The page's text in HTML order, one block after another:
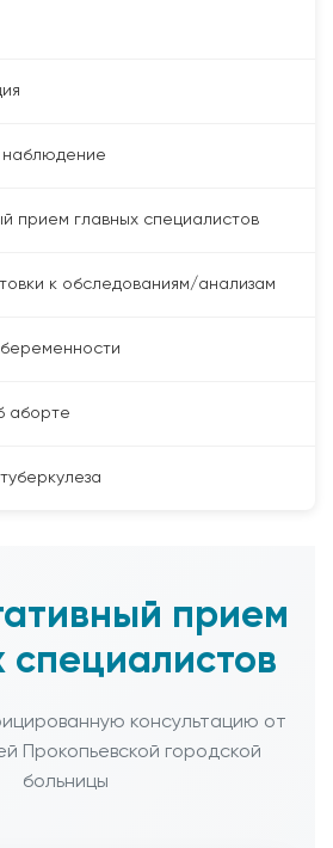
прием главных специалистов
к обследованиям/анализам
аборте
прием
специалистов
консультацию от
Прокопьевской городской
больницы